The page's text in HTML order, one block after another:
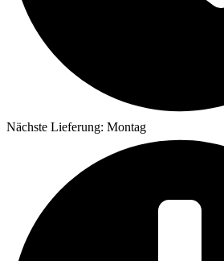
Nächste Lieferung: Montag